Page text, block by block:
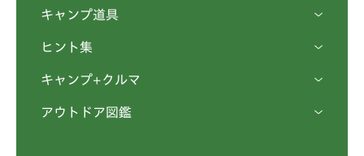
キャンプ道具
ヒント集
キャンプ+クルマ
アウトドア図鑑